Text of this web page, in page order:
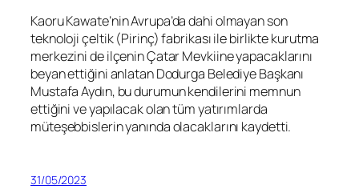
Kaoru Kawate’nin Avrupa’da dahi olmayan son
teknoloji çeltik (Pirinç) fabrikası ile birlikte kurutma
merkezini de ilçenin Çatar Mevkiine yapacaklarını
beyan ettiğini anlatan Dodurga Belediye Başkanı
Mustafa Aydın, bu durumun kendilerini memnun
ettiğini ve yapılacak olan tüm yatırımlarda
müteşebbislerin yanında olacaklarını kaydetti.
31/05/2023